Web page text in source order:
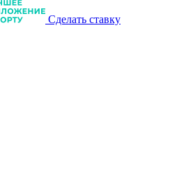
Сделать ставку